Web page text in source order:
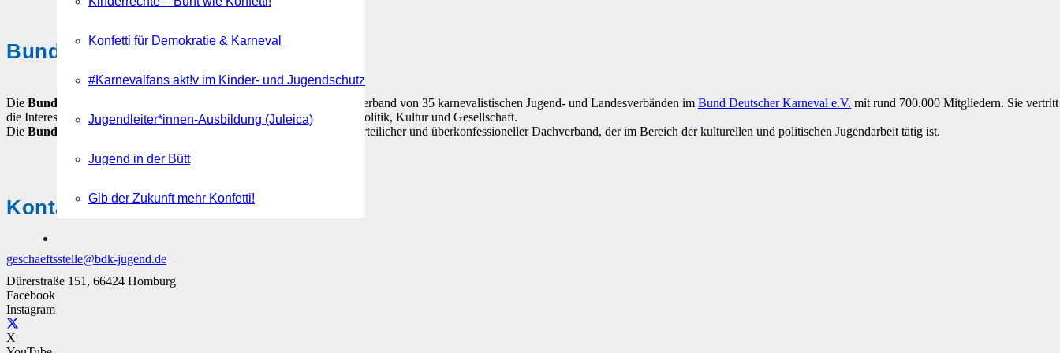
Konfetti für Demokratie & Karneval
#Karnevalfans akt!v im Kinder- und Jugendschutz
Jugendleiter*innen-Ausbildung (Juleica)
Jugend in der Bütt
Gib der Zukunft mehr Konfetti!
Bund Deutscher Karneval-Jugend
Die Bund Deutscher Karneval-Jugend (BDK-Jugend) ist der Dachverband von 35 karnevalistischen Jugend- und Landesverbänden im Bund Deutscher Karneval e.V. mit rund 700.000 Mitgliedern. Sie vertritt
die Interessen von Kindern, Jugendlichen und jungen Erwachsenen in Politik, Kultur und Gesellschaft.
Die Bund Deutscher Karneval-Jugend ist ein gemeinnütziger, überparteilicher und überkonfessioneller Dachverband, der im Bereich der kulturellen und politischen Jugendarbeit tätig ist.
Kontakt
geschaeftsstelle@bdk-jugend.de
Dürerstraße 151, 66424 Homburg
Facebook
Instagram
X